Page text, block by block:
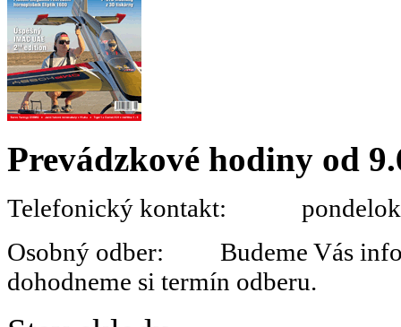
Prevádzkové hodiny od
Telefonický kontakt:
Osobný odber: Budeme Vás
dohodneme si termín odberu.